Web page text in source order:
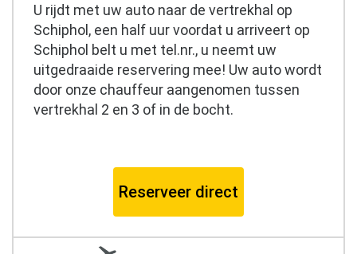
U rijdt met uw auto naar de vertrekhal op
Schiphol, een half uur voordat u arriveert op
Schiphol belt u met tel.nr., u neemt uw
uitgedraaide reservering mee! Uw auto wordt
door onze chauffeur aangenomen tussen
vertrekhal 2 en 3 of in de bocht.
Reserveer direct